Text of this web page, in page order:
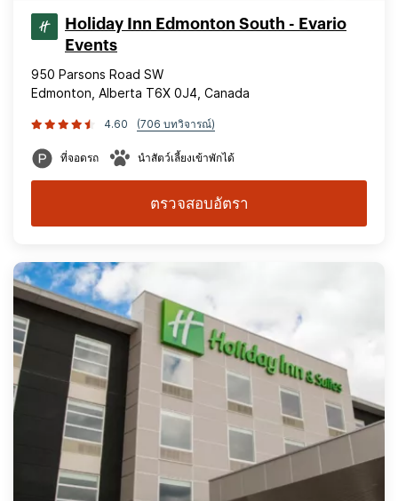
Holiday Inn Edmonton South - Evario
Events
950 Parsons Road SW
Edmonton, Alberta T6X 0J4, Canada
4.60 (706 บทวิจารณ์)
ที่จอดรถ นำสัตว์เลี้ยงเข้าพักได้
ตรวจสอบอัตรา